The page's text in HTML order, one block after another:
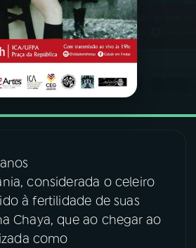
X
considerada o celeiro
à fertilidade de suas
Chaya, que ao chegar ao
como